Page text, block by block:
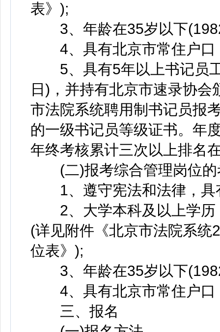
表》);
3、年龄在35岁以下
4、具有北京市常住户口
5、具有5年以上书记员工
日)，并持有北京市速录协
市法院系统聘用制书记员报
的一级书记员等级证书。年
年终考核累计三次以上排名
(二)报考综合管理岗位的
1、遵守宪法和法律，具
2、大学本科及以上学历
(详见附件《北京市法院系统
位表》);
3、年龄在35岁以下
4、具有北京市常住户口
三、报名